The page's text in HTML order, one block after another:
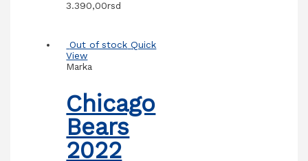
3.390,00rsd
Out of stock Quick
View
Marka
Chicago
Bears
2022